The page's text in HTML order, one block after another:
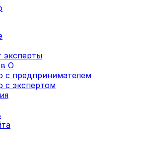
эксперты
О
с предпринимателем
с экспертом